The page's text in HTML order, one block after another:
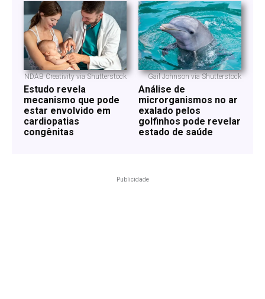
NDAB Creativity via Shutterstock
Estudo revela
mecanismo que pode
estar envolvido em
cardiopatias
congênitas
Gail Johnson via Shutterstock
Análise de
microrganismos no ar
exalado pelos
golfinhos pode revelar
estado de saúde
Publicidade